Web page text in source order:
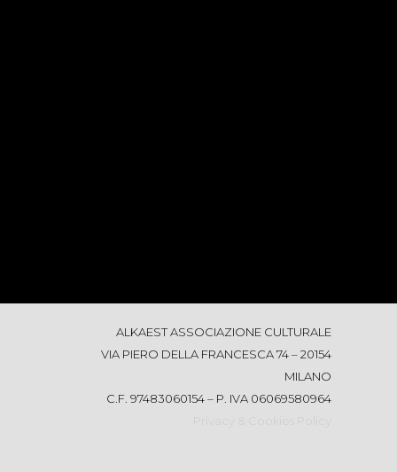
ALKAEST ASSOCIAZIONE CULTURALE
VIA PIERO DELLA FRANCESCA 74 – 20154
MILANO
C.F. 97483060154 – P. IVA 06069580964